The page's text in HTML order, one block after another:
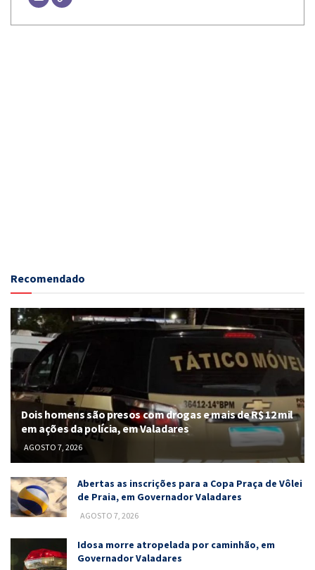
Recomendado
Dois homens são presos com drogas e mais de R$ 12 mil
em ações da polícia, em Valadares
AGOSTO 7, 2026
Abertas as inscrições para a Copa Praça de Vôlei
de Praia, em Governador Valadares
AGOSTO 7, 2026
Idosa morre atropelada por caminhão, em
Governador Valadares